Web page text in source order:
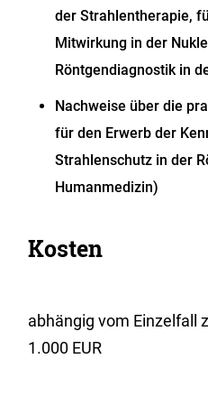
der Strahlentherapie,
Mitwirkung in der
Röntgendiagnostik in
Nachweise über die
für den Erwerb der
Strahlenschutz in der
Humanmedizin)
Kosten
abhängig vom Einzelfall
1.000 EUR